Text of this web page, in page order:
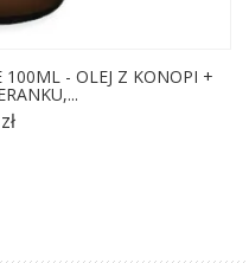
100ML - OLEJ Z KONOPI +